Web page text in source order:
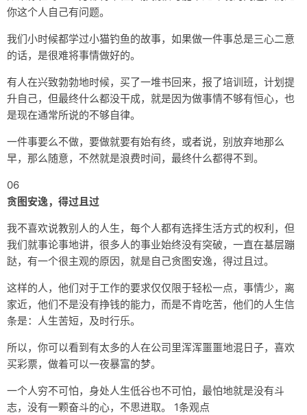
你这个人自己有问题。
我们小时候都学过小猫钓鱼的故事，如果做一件事总是三心二意
的话，是很难将事情做好的。
有人在兴致勃勃地时候，买了一堆书回来，报了培训班，计划提
升自己，但最终什么都没干成，就是因为做事情不够有恒心，也
是现在通常所说的不够自律。
一件事要么不做，要做就要有始有终，或者说，别放弃地那么
早，那么随意，不然就是浪费时间，最终什么都得不到。
06
贪图安逸，得过且过
我不喜欢说教别人的人生，每个人都有选择生活方式的权利，但
我们就事论事地讲，很多人的事业始终没有突破，一直在基层蹦
跶，有一个很主观的原因，就是自己贪图安逸，得过且过。
这样的人，他们对于工作的要求仅仅限于轻松一点，事情少，离
家近，他们不是没有挣钱的能力，而是不肯吃苦，他们的人生信
条是：人生苦短，及时行乐。
所以，你可以看到有太多的人在公司里浑浑噩噩地混日子，喜欢
买彩票，做着可以一夜暴富的梦。
一个人穷不可怕，身处人生低谷也不可怕，最怕地就是没有斗
志，没有一颗奋斗的心，不思进取。 1条观点